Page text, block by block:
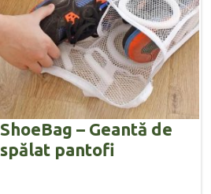
ShoeBag – Geantă de
spălat pantofi